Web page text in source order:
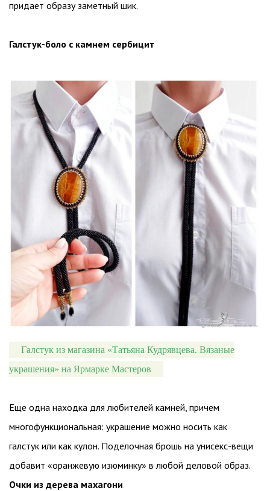
придает образу заметный шик.
Галстук-боло с камнем сербицит
Галстук из магазина «Татьяна Кудрявцева. Вязаные
украшения» на Ярмарке Мастеров
Еще одна находка для любителей камней, причем
многофункциональная: украшение можно носить как
галстук или как кулон. Поделочная брошь на унисекс-вещи
добавит «оранжевую изюминку» в любой деловой образ.
Очки из дерева махагони